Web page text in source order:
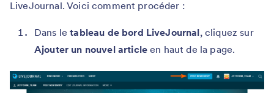
LiveJournal. Voici comment procéder :
Dans letableau de bord LiveJournal, cliquez sur
Ajouter un nouvel article en haut de la page.